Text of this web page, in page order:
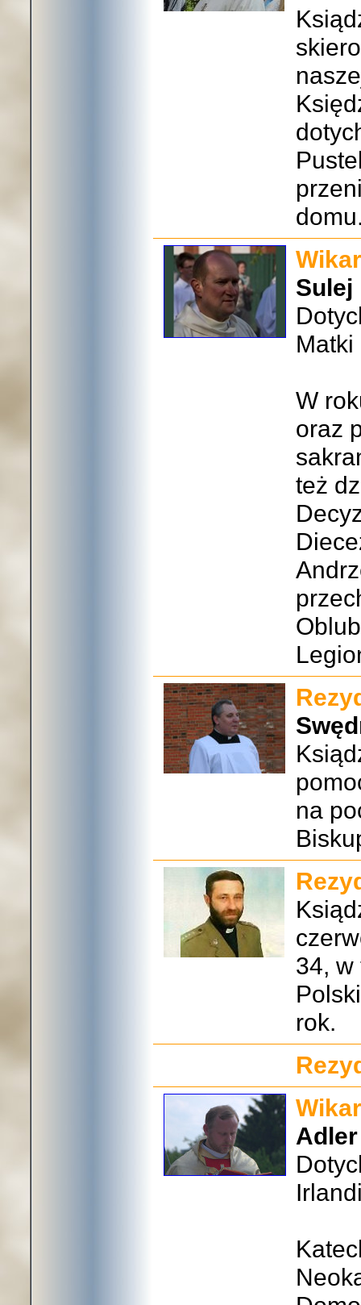
Sulej
Matki
W
oraz
też
na
34, w
rok.
Adler